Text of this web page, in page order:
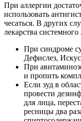
При аллергии
использовать
чесаться. В других
лекарства
При синдроме
Дефислез,
При
и пропить
Если зуд в
провести
для лица,
ресницы два